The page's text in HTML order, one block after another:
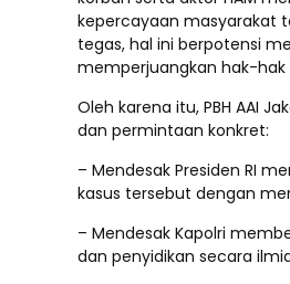
kepercayaan masyarakat
tegas, hal ini berpotensi
memperjuangkan hak-
Oleh karena itu, PBH AAI
dan permintaan konkret:
– Mendesak Presiden RI
kasus tersebut dengan
– Mendesak Kapolri
dan penyidikan secara